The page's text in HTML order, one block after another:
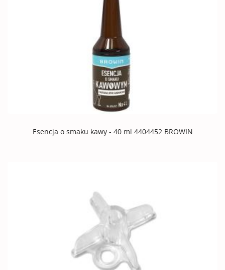
Esencja o smaku kawy - 40 ml 4404452 BROWIN